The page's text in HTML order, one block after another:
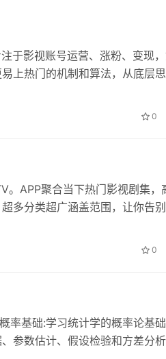
于影视账号运营、涨粉、变现
上热门的机制和算法，从底层
0
。APP聚合当下热门影视剧集，
多分类超广涵盖范围，让你告
0
率基础:学习统计学的概率论基
参数估计、假设检验和方差分